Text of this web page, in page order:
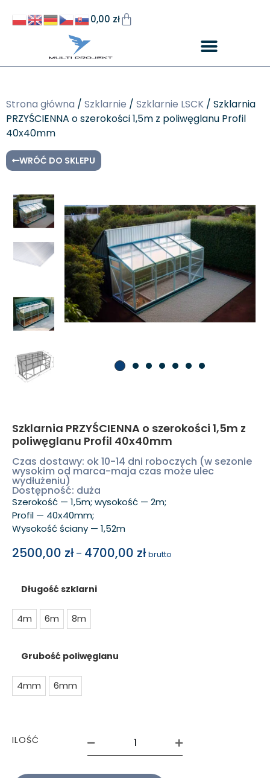
0,00 zł
Strona główna / Szklarnie / Szklarnie LSCK / Szklarnia
PRZYŚCIENNA o szerokości 1,5m z poliwęglanu Profil
40x40mm
WRÓĆ DO SKLEPU
Szklarnia PRZYŚCIENNA o szerokości 1,5m z
poliwęglanu Profil 40x40mm
Czas dostawy: ok 10-14 dni roboczych (w sezonie
wysokim od marca-maja czas może ulec
wydłużeniu)
Dostępność: duża
Szerokość — 1,5m; wysokość — 2m;
Profil — 40х40mm;
Wysokość ściany — 1,52m
2500,00 zł – 4700,00 zł brutto
Długość szklarni
4m 6m 8m
Grubość poliwęglanu
4mm 6mm
ILOŚĆ